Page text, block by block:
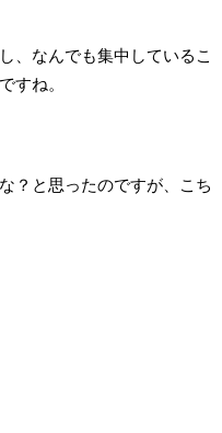
、なんでも集中しているこ
すね。
？と思ったのですが、こち